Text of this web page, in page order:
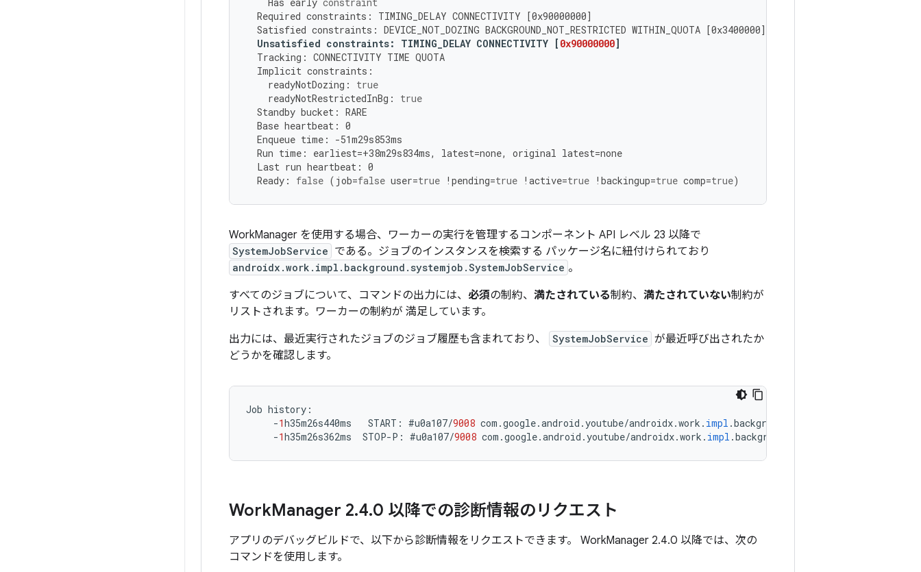
Required constraints : TIMING_DELAY CONNECTIVITY [0x90000000]
Satisfied constraints : DEVICE_NOT_DOZING BACKGROUND_NOT_RESTRICTED WITHIN_QUOTA [0x3400000]
Unsatisfied constraints: TIMING_DELAY CONNECTIVITY [ 0x90000000]
Tracking : CONNECTIVITY TIME QUOTA
Implicit constraints :
readyNotDozing :
true
readyNotRestrictedInBg :
true
Standby bucket : RARE
Base heartbeat : 0
Enqueue time : -51m29s853ms
Run time : earliest=+38m29s834ms, latest=none, original latest=none
Last run heartbeat : 0
Ready : false ( job=false user=true ! pending=true ! active=true ! backingup=true comp=true)
WorkManager を使用する場合、ワーカーの実行を管理するコンポーネント API レベル 23 以降で
SystemJobService である。ジョブのインスタンスを検索する パッケージ名に紐付けられており
androidx.work.impl.background.systemjob.SystemJobService 。
すべてのジョブについて、コマンドの出力には、 必須の制約、 満たされている制約、 満たされていない制約が
リストされます。ワーカーの制約が 満足しています。
出力には、最近実行されたジョブのジョブ履歴も含まれており、
SystemJobService が最近呼び出されたか
どうかを確認します。
Job history :
-1h35m26s440ms START : #u0a107/9008 com .google.android .youtube/androidx.work . impl .background
-1h35m26s362ms STOP-P : #u0a107/9008 com .google.android .youtube/androidx.work . impl .background
WorkManager 2.4.0 以降での診断情報のリクエスト
アプリのデバッグビルドで、以下から診断情報をリクエストできます。 WorkManager 2.4.0 以降では、次の
コマンドを使用します。